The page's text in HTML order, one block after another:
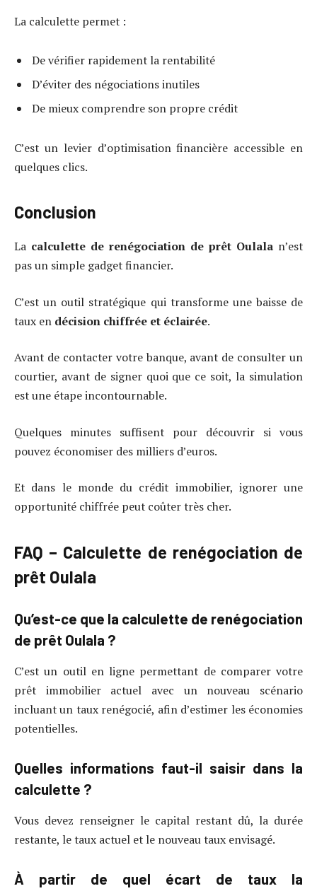
La calculette permet :
De vérifier rapidement la rentabilité
D’éviter des négociations inutiles
De mieux comprendre son propre crédit
C’est un levier d’optimisation financière accessible en
quelques clics.
Conclusion
La calculette de renégociation de prêt Oulala n’est
pas un simple gadget financier.
C’est un outil stratégique qui transforme une baisse de
taux en décision chiffrée et éclairée.
Avant de contacter votre banque, avant de consulter un
courtier, avant de signer quoi que ce soit, la simulation
est une étape incontournable.
Quelques minutes suffisent pour découvrir si vous
pouvez économiser des milliers d’euros.
Et dans le monde du crédit immobilier, ignorer une
opportunité chiffrée peut coûter très cher.
FAQ – Calculette de renégociation de
prêt Oulala
Qu’est-ce que la calculette de renégociation
de prêt Oulala ?
C’est un outil en ligne permettant de comparer votre
prêt immobilier actuel avec un nouveau scénario
incluant un taux renégocié, afin d’estimer les économies
potentielles.
Quelles informations faut-il saisir dans la
calculette ?
Vous devez renseigner le capital restant dû, la durée
restante, le taux actuel et le nouveau taux envisagé.
À partir de quel écart de taux la